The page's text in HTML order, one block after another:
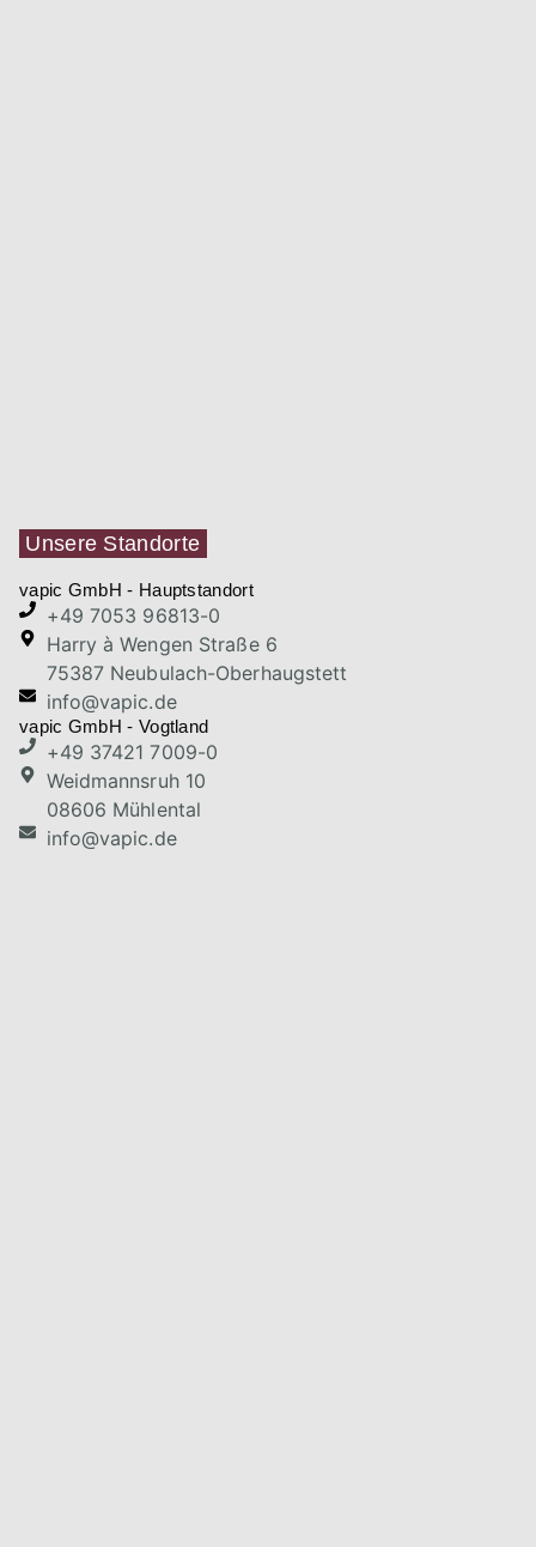
Unsere Standorte
vapic GmbH - Hauptstandort
+49 7053 96813-0
Harry à Wengen Straße 6
75387 Neubulach-Oberhaugstett
info@vapic.de
vapic GmbH - Vogtland
+49 37421 7009-0
Weidmannsruh 10
08606 Mühlental
info@vapic.de